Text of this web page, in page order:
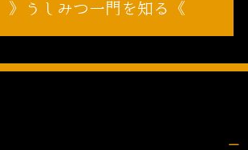
うしみつ一門を知る